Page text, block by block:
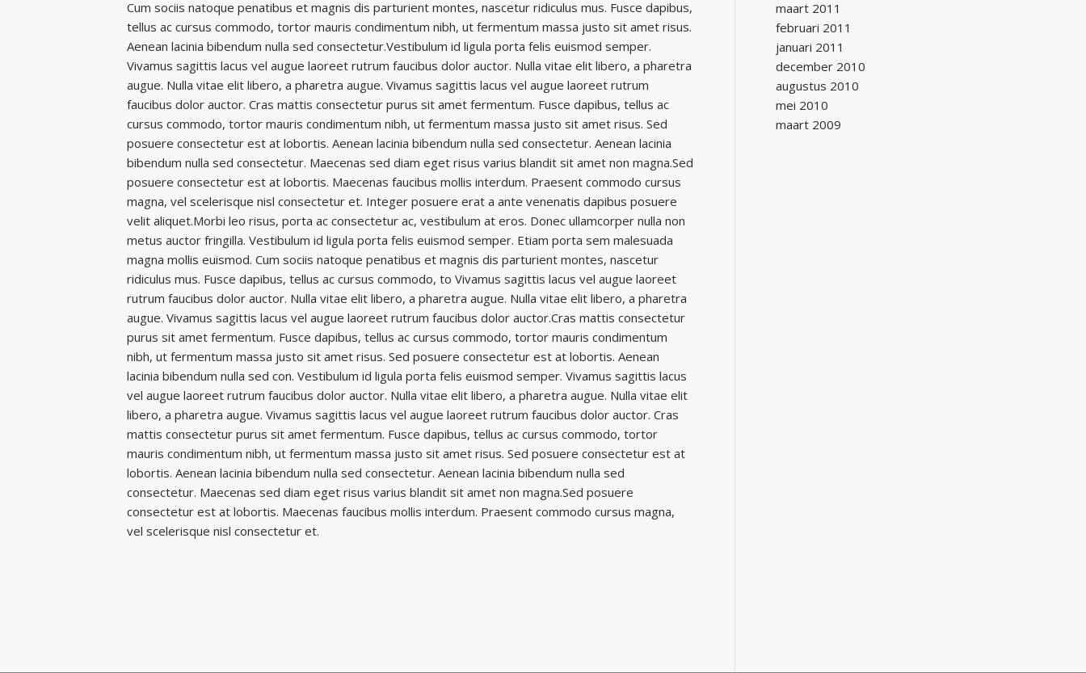
Cum sociis natoque penatibus et magnis dis parturient montes, nascetur ridiculus mus. Fusce dapibus,
tellus ac cursus commodo, tortor mauris condimentum nibh, ut fermentum massa justo sit amet risus.
Aenean lacinia bibendum nulla sed consectetur.Vestibulum id ligula porta felis euismod semper.
Vivamus sagittis lacus vel augue laoreet rutrum faucibus dolor auctor. Nulla vitae elit libero, a pharetra
augue. Nulla vitae elit libero, a pharetra augue. Vivamus sagittis lacus vel augue laoreet rutrum
faucibus dolor auctor. Cras mattis consectetur purus sit amet fermentum. Fusce dapibus, tellus ac
cursus commodo, tortor mauris condimentum nibh, ut fermentum massa justo sit amet risus. Sed
posuere consectetur est at lobortis. Aenean lacinia bibendum nulla sed consectetur. Aenean lacinia
bibendum nulla sed consectetur. Maecenas sed diam eget risus varius blandit sit amet non magna.Sed
posuere consectetur est at lobortis. Maecenas faucibus mollis interdum. Praesent commodo cursus
magna, vel scelerisque nisl consectetur et. Integer posuere erat a ante venenatis dapibus posuere
velit aliquet.Morbi leo risus, porta ac consectetur ac, vestibulum at eros. Donec ullamcorper nulla non
metus auctor fringilla. Vestibulum id ligula porta felis euismod semper. Etiam porta sem malesuada
magna mollis euismod. Cum sociis natoque penatibus et magnis dis parturient montes, nascetur
ridiculus mus. Fusce dapibus, tellus ac cursus commodo, to Vivamus sagittis lacus vel augue laoreet
rutrum faucibus dolor auctor. Nulla vitae elit libero, a pharetra augue. Nulla vitae elit libero, a pharetra
augue. Vivamus sagittis lacus vel augue laoreet rutrum faucibus dolor auctor.Cras mattis consectetur
purus sit amet fermentum. Fusce dapibus, tellus ac cursus commodo, tortor mauris condimentum
nibh, ut fermentum massa justo sit amet risus. Sed posuere consectetur est at lobortis. Aenean
lacinia bibendum nulla sed con. Vestibulum id ligula porta felis euismod semper. Vivamus sagittis lacus
vel augue laoreet rutrum faucibus dolor auctor. Nulla vitae elit libero, a pharetra augue. Nulla vitae elit
libero, a pharetra augue. Vivamus sagittis lacus vel augue laoreet rutrum faucibus dolor auctor. Cras
mattis consectetur purus sit amet fermentum. Fusce dapibus, tellus ac cursus commodo, tortor
mauris condimentum nibh, ut fermentum massa justo sit amet risus. Sed posuere consectetur est at
lobortis. Aenean lacinia bibendum nulla sed consectetur. Aenean lacinia bibendum nulla sed
consectetur. Maecenas sed diam eget risus varius blandit sit amet non magna.Sed posuere
consectetur est at lobortis. Maecenas faucibus mollis interdum. Praesent commodo cursus magna,
vel scelerisque nisl consectetur et.
maart 2011
februari 2011
januari 2011
december 2010
augustus 2010
mei 2010
maart 2009